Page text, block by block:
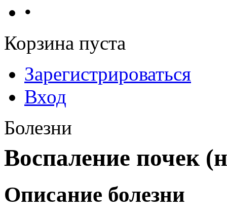
•
Корзина пуста
Зарегистрироваться
Вход
Болезни
Воспаление почек
Описание болезни